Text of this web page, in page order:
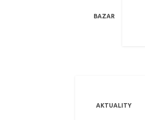
BAZAR
AKTUALITY